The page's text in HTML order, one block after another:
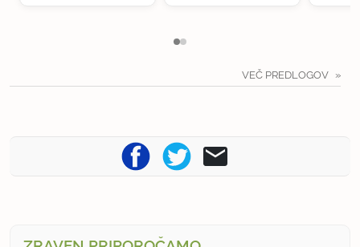
VEČ PREDLOGOV